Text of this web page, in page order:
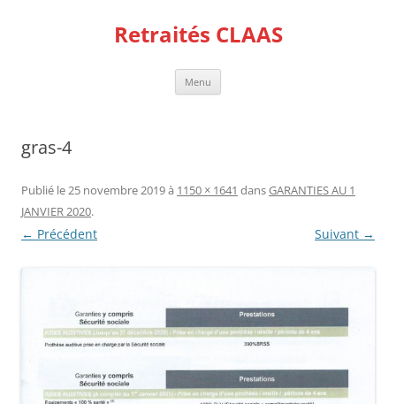
Retraités CLAAS
Menu
gras-4
Publié le25 novembre 2019à 1150 × 1641 dansGARANTIES AU 1
JANVIER 2020.
← Précédent Suivant →